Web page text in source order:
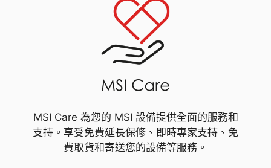
MSI Care 為您的 MSI 設備提供全面的服務和
支持。享受免費延長保修、即時專家支持、免
費取貨和寄送您的設備等服務。